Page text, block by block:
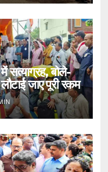
सत्याग्रह, बोले-
जाए पूरी रकम